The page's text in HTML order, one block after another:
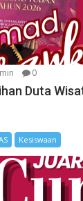
0
Duta
Kesiswaan